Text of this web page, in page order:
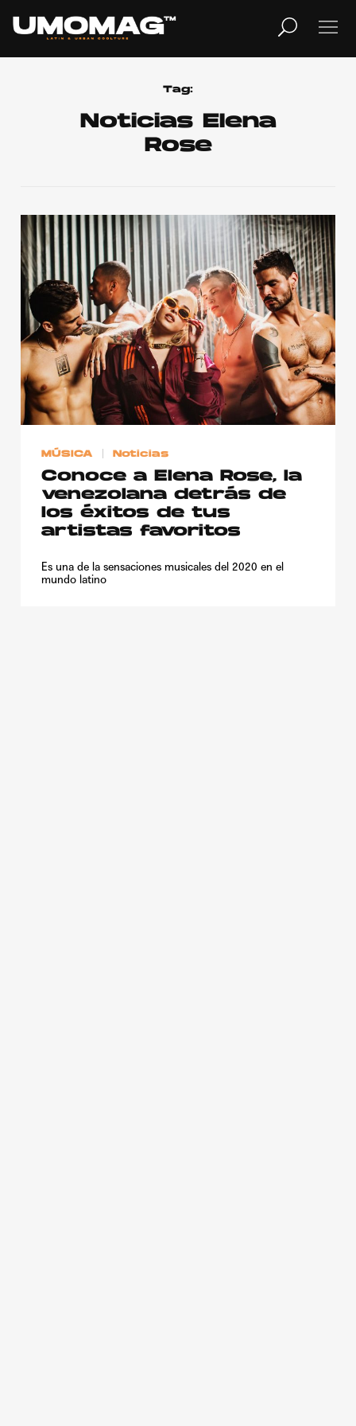
TV
Home
Cover Story
Publicidad
Contacto
© 2015-2022 UMOMAG. PROPIEDAD DE UMO agency. TODOS LOS
DERECHOS RESERVADOS.
Tag:
Noticias Elena
Rose
MÚSICA Noticias
Conoce a Elena Rose, la
venezolana detrás de
los éxitos de tus
artistas favoritos
Es una de la sensaciones musicales del 2020 en el
mundo latino